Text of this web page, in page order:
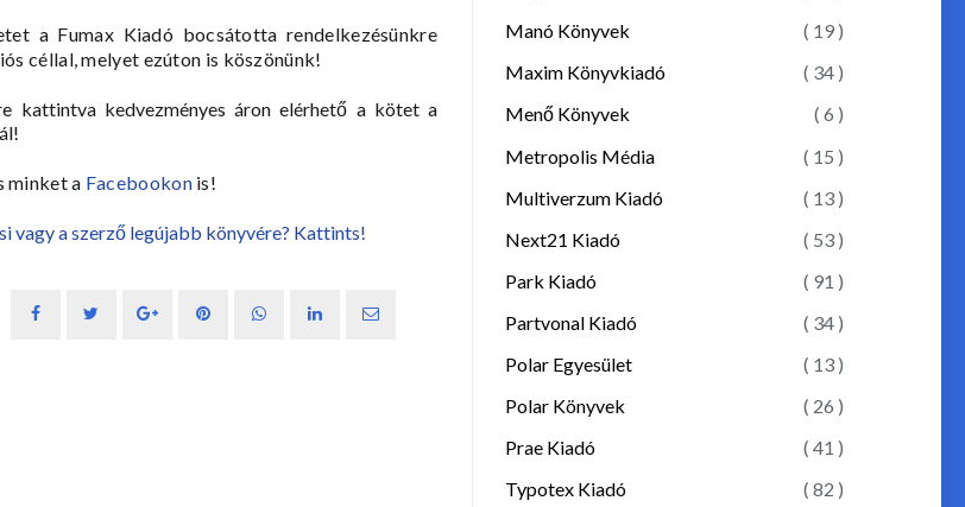
a Fumax Kiadó bocsátotta rendelkezésünkre
céllal, melyet ezúton is köszönünk!
kattintva kedvezményes áron elérhető a kötet a
minket a Facebookonis!
vagy a szerző legújabb könyvére? Kattints!
Manó Könyvek
( 19 )
Maxim Könyvkiadó
( 34 )
Menő Könyvek
( 6 )
Metropolis Média
( 15 )
Multiverzum Kiadó
( 13 )
Next21 Kiadó
( 53 )
Park Kiadó
( 91 )
Partvonal Kiadó
( 34 )
Polar Egyesület
( 13 )
Polar Könyvek
( 26 )
Prae Kiadó
( 41 )
Typotex Kiadó
( 82 )